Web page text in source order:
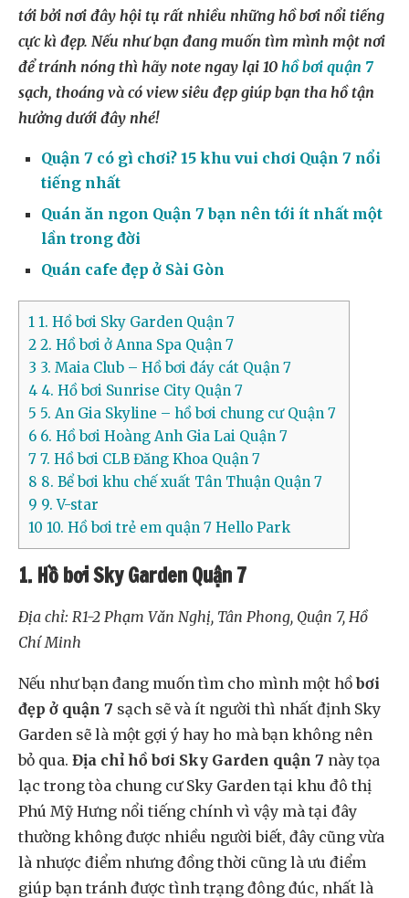
tới bởi nơi đây hội tụ rất nhiều những hồ bơi nổi tiếng
cực kì đẹp. Nếu như bạn đang muốn tìm mình một nơi
để tránh nóng thì hãy note ngay lại 10 hồ bơi quận 7
sạch, thoáng và có view siêu đẹp giúp bạn tha hồ tận
hưởng dưới đây nhé!
Quận 7 có gì chơi? 15 khu vui chơi Quận 7 nổi
tiếng nhất
Quán ăn ngon Quận 7 bạn nên tới ít nhất một
lần trong đời
Quán cafe đẹp ở Sài Gòn
1 1. Hồ bơi Sky Garden Quận 7
2 2. Hồ bơi ở Anna Spa Quận 7
3 3. Maia Club – Hồ bơi đáy cát Quận 7
4 4. Hồ bơi Sunrise City Quận 7
5 5. An Gia Skyline – hồ bơi chung cư Quận 7
6 6. Hồ bơi Hoàng Anh Gia Lai Quận 7
7 7. Hồ bơi CLB Đăng Khoa Quận 7
8 8. Bể bơi khu chế xuất Tân Thuận Quận 7
9 9. V-star
10 10. Hồ bơi trẻ em quận 7 Hello Park
1. Hồ bơi Sky Garden Quận 7
Địa chỉ: R1-2 Phạm Văn Nghị, Tân Phong, Quận 7, Hồ
Chí Minh
Nếu như bạn đang muốn tìm cho mình một hồbơi
đẹp ở quận 7 sạch sẽ và ít người thì nhất định Sky
Garden sẽ là một gợi ý hay ho mà bạn không nên
bỏ qua. Địa chỉ hồ bơi Sky Garden quận 7 này tọa
lạc trong tòa chung cư Sky Garden tại khu đô thị
Phú Mỹ Hưng nổi tiếng chính vì vậy mà tại đây
thường không được nhiều người biết, đây cũng vừa
là nhược điểm nhưng đồng thời cũng là ưu điểm
giúp bạn tránh được tình trạng đông đúc, nhất là